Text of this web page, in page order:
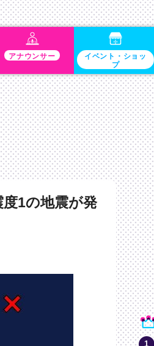
アナウンサー イベント・ショッ
プ
度1の地震が発